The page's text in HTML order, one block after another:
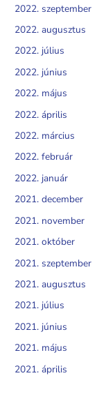
2022. szeptember
2022. augusztus
2022. július
2022. június
2022. május
2022. április
2022. március
2022. február
2022. január
2021. december
2021. november
2021. október
2021. szeptember
2021. augusztus
2021. július
2021. június
2021. május
2021. április